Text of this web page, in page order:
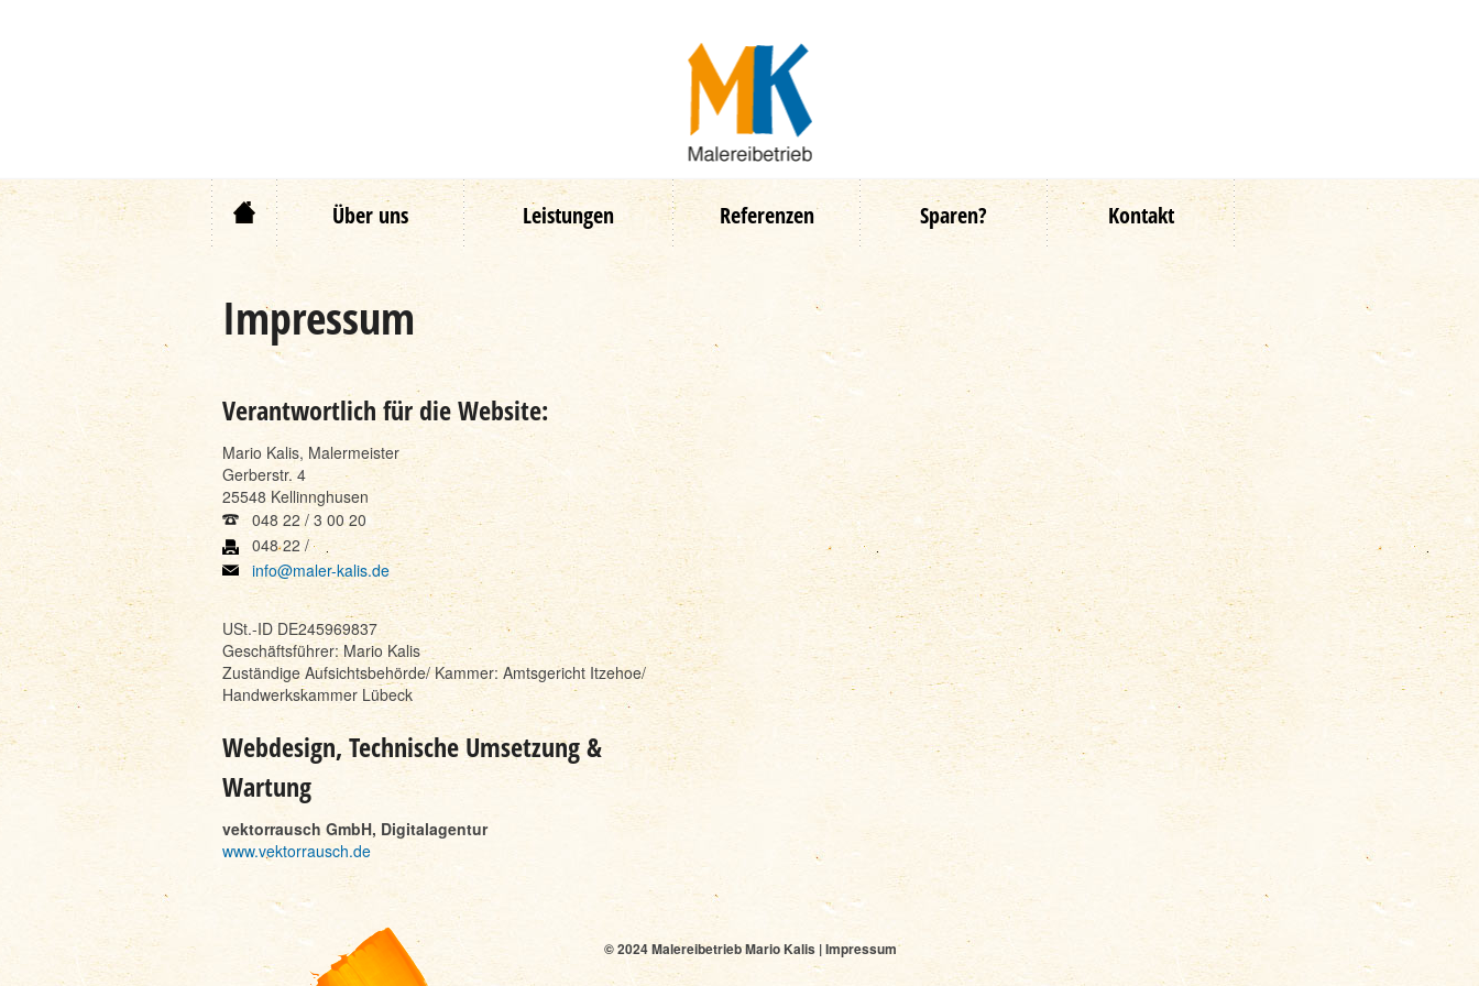
Zum
Über uns Leistungen Referenzen Sparen? Kontakt
Impressum
Verantwortlich für die Website:
Mario Kalis, Malermeister
Gerberstr. 4
25548 Kellinnghusen
048 22 / 3 00 20
048 22 /
info@maler-kalis.de
USt.-ID DE245969837
Geschäftsführer: Mario Kalis
Zuständige Aufsichtsbehörde/ Kammer: Amtsgericht Itzehoe/
Handwerkskammer Lübeck
Webdesign, Technische Umsetzung &
Wartung
vektorrausch GmbH, Digitalagentur
www.vektorrausch.de
© 2024 Malereibetrieb Mario Kalis |Impressum